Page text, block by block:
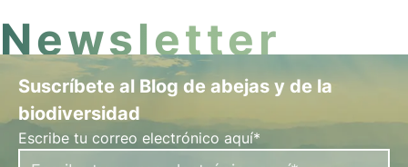
Newsletter
Suscríbete al Blog de abejas y de la
biodiversidad
Escribe tu correo electrónico aquí*